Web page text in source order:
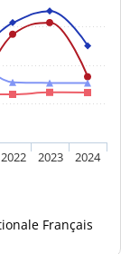
Français
2022 2023 2024